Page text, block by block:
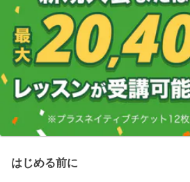
はじめる前に